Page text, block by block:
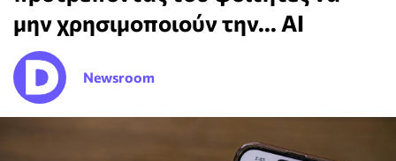
μην χρησιμοποιούν την... ΑΙ
Newsroom